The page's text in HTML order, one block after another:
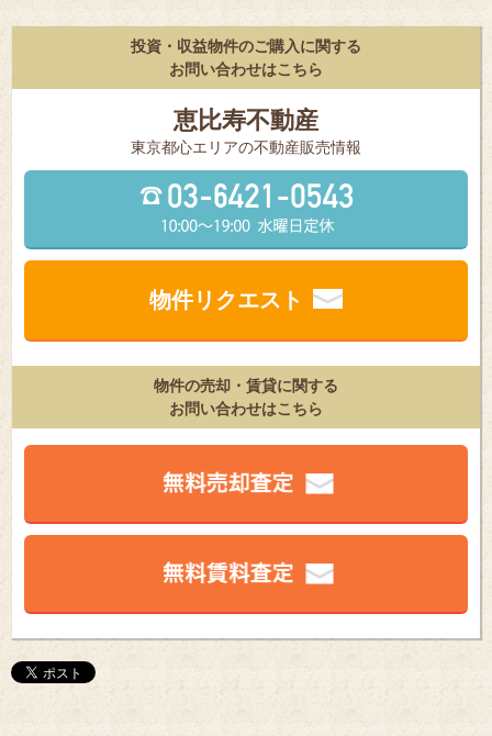
投資・収益物件のご購入に関する
お問い合わせはこちら
恵比寿不動産
東京都⼼エリアの不動産販売情報
物件リクエスト
物件の売却・賃貸に関する
お問い合わせはこちら